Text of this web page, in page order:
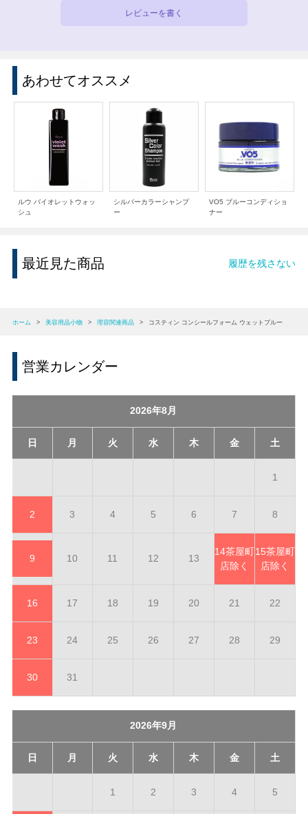
レビューを書く
あわせてオススメ
ルウ バイオレットウォッ
シュ
シルバーカラーシャンプ
ー
VO5 ブルーコンディショ
ナー
最近見た商品 履歴を残さない
ホーム > 美容用品小物 > 理容関連商品 > コスティン コンシールフォーム ウェットブルー
営業カレンダー
2026年8月
日 月 火 水 木 金 土
1
2 3 4 5 6 7 8
9 10 11 12 13
14茶屋町
店除く
15茶屋町
店除く
16 17 18 19 20 21 22
23 24 25 26 27 28 29
30 31
2026年9月
日 月 火 水 木 金 土
1 2 3 4 5